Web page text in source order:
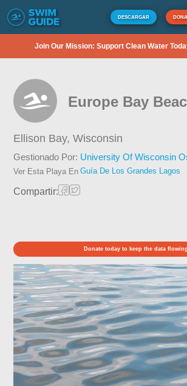
DESCARGAR
Join Our Mission: Support Clean Water
Europe Bay
Ellison Bay,Wisconsin
Gestionado Por: University Of Wisconsin
Ver Esta Playa En Guía De Los Grandes Lagos
Compartir:
Donate today to keep the data flowing